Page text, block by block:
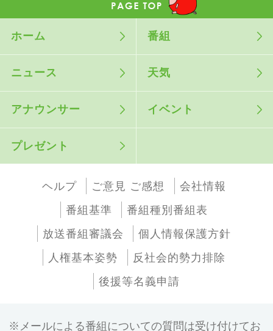
ホーム 番組
ニュース 天気
アナウンサー イベント
プレゼント
ヘルプ ご意見 ご感想
会社情報
番組基準
番組種別番組表
放送番組審議会
個人情報保護方針
人権基本姿勢
反社会的勢力排除
後援等名義申請
メールによる番組についての質問は受け付けてお